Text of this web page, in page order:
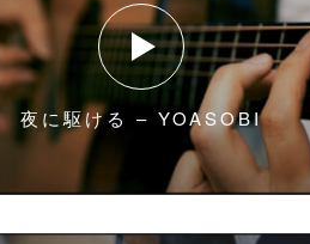
夜に駆ける – YOASOBI